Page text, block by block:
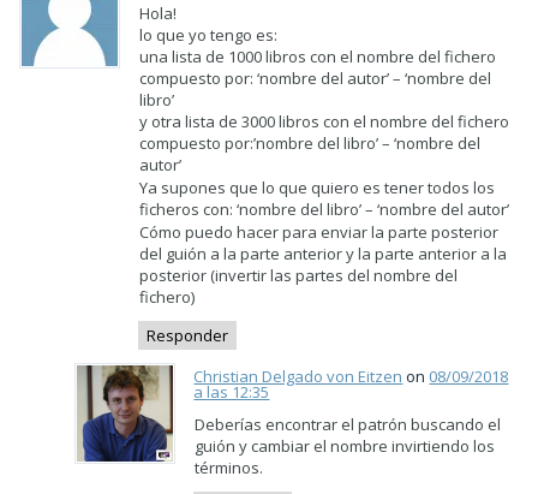
Hola!
lo que yo tengo es:
una lista de 1000 libros con el nombre del fichero
compuesto por: ‘nombre del autor’ – ‘nombre del
libro’
y otra lista de 3000 libros con el nombre del fichero
compuesto por:’nombre del libro’ – ‘nombre del
autor’
Ya supones que lo que quiero es tener todos los
ficheros con: ‘nombre del libro’ – ‘nombre del autor’
Cómo puedo hacer para enviar la parte posterior
del guión a la parte anterior y la parte anterior a la
posterior (invertir las partes del nombre del
fichero)
Responder
Christian Delgado von Eitzen on 08/09/2018
a las 12:35
Deberías encontrar el patrón buscando el
guión y cambiar el nombre invirtiendo los
términos.